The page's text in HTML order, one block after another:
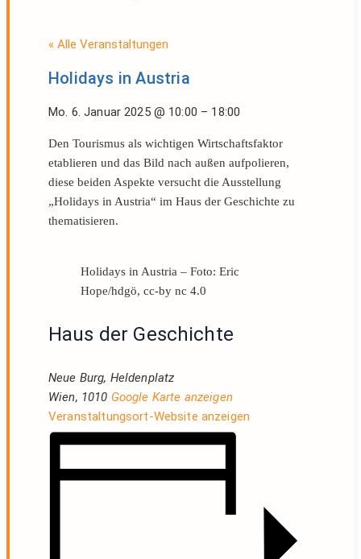
« Alle Veranstaltungen
Holidays in Austria
Mo. 6. Januar 2025 @ 10:00 – 18:00
Den Tourismus als wichtigen Wirtschaftsfaktor
etablieren und das Bild nach außen aufpolieren,
diese beiden Aspekte versucht die Ausstellung
„Holidays in Austria“ im Haus der Geschichte zu
thematisieren.
Holidays in Austria – Foto: Eric
Hope/hdgö, cc-by nc 4.0
Haus der Geschichte
Neue Burg, Heldenplatz
Wien, 1010 Google Karte anzeigen
Veranstaltungsort-Website anzeigen